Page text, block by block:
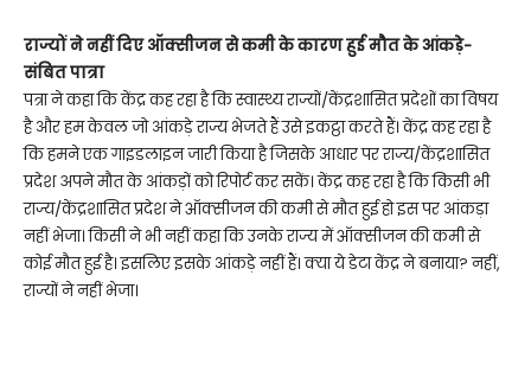
राज्यों ने नहीं दिए ऑक्सीजन से कमी के कारण हुई मौत के आंकड़े-
संबित पात्रा
पत्रा ने कहा कि केंद्र कह रहा है कि स्वास्थ्य राज्यों/केंद्रशासित प्रदेशों का विषय
है और हम केवल जो आंकड़े राज्य भेजते हैं उसे इकट्ठा करते हैं। केंद्र कह रहा है
कि हमने एक गाइडलाइन जारी किया है जिसके आधार पर राज्य/केंद्रशासित
प्रदेश अपने मौत के आंकड़ों को रिपोर्ट कर सकें। केंद्र कह रहा है कि किसी भी
राज्य/केंद्रशासित प्रदेश ने ऑक्सीजन की कमी से मौत हुई हो इस पर आंकड़ा
नहीं भेजा। किसी ने भी नहीं कहा कि उनके राज्य में ऑक्सीजन की कमी से
कोई मौत हुई है। इसलिए इसके आंकड़े नहीं हैं। क्या ये डेटा केंद्र ने बनाया? नहीं,
राज्यों ने नहीं भेजा।